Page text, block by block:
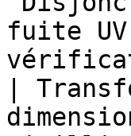
fuite
|